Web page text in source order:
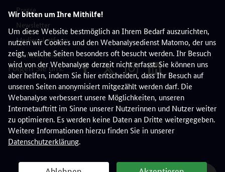
Wir bitten um Ihre Mithilfe!
Um diese Website bestmöglich an Ihrem Bedarf auszurichten,
nutzen wir Cookies und den Webanalysedienst Matomo, der uns
zeigt, welche Seiten besonders oft besucht werden. Ihr Besuch
wird von der Webanalyse derzeit nicht erfasst. Sie können uns
aber helfen, indem Sie hier entscheiden, dass Ihr Besuch auf
unseren Seiten anonymisiert mitgezählt werden darf. Die
Webanalyse verbessert unsere Möglichkeiten, unseren
Internetauftritt im Sinne unserer Nutzerinnen und Nutzer weiter
zu optimieren. Es werden keine Daten an Dritte weitergegeben.
Weitere Informationen hierzu finden Sie in unserer
Datenschutzerklärung.
Presse
Newsletter
Medienplattform
Barriere melden
Folgen Sie uns: